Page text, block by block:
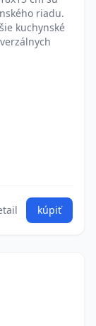
riadu.
kuchynské
kúpiť